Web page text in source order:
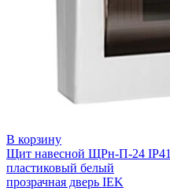
В корзину
Щит навесной ЩРн-П-24 IP41
пластиковый белый
прозрачная дверь IEK